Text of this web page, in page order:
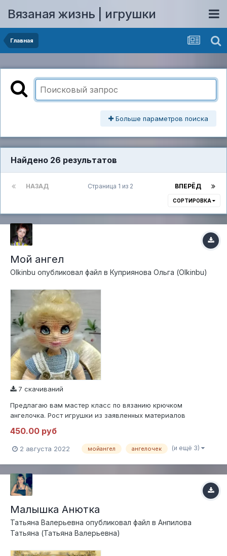
Вязаная жизнь | игрушки
Главная
Больше параметров поиска
Найдено 26 результатов
НАЗАД ВПЕРЁД
Страница 1 из 2
СОРТИРОВКА
Мой ангел
Olkinbu опубликовал файл в Куприянова Ольга (Olkinbu)
7 скачиваний
Предлагаю вам мастер класс по вязанию крючком
ангелочка. Рост игрушки из заявленных материалов
одежда снимается, прическа статична, но при желании
можно сделать просто кудряшки. Глазки нарисованны на
ткани, губы вывязаны крючком из мулине. Уровень...
450.00 руб
2 августа 2022 мойангел ангелочек (и ещё 3)
Малышка Анютка
Татьяна Валерьевна опубликовал файл в Анпилова
Татьяна (Татьяна Валерьевна)